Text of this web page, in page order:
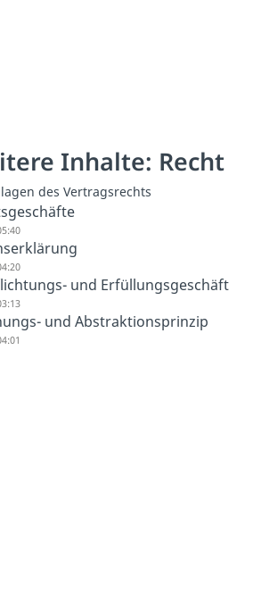
Inhalte: Recht
des Vertragsrechts
und Erfüllungsgeschäft
und Abstraktionsprinzip